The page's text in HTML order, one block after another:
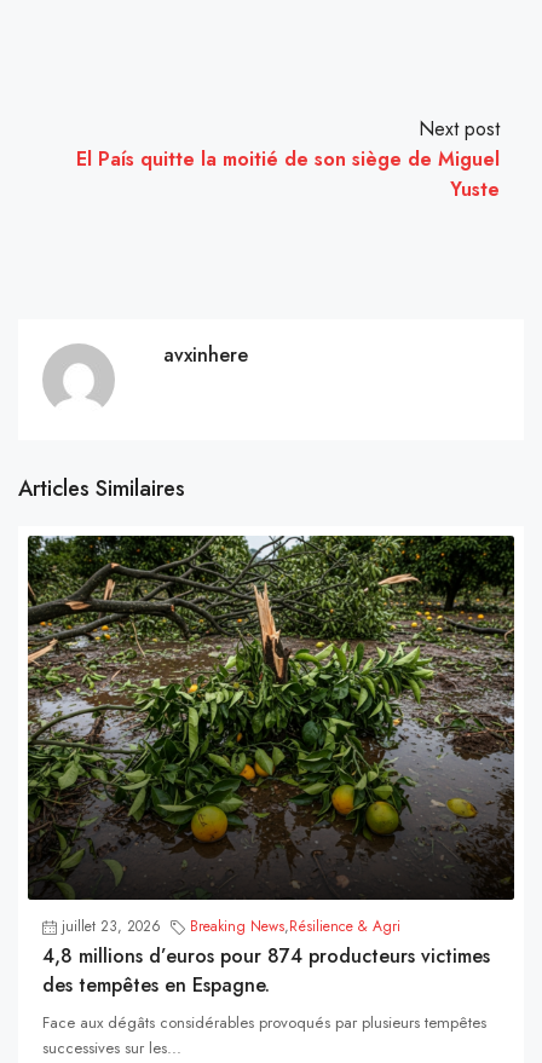
Next post
El País quitte la moitié de son siège de Miguel
Yuste
avxinhere
Articles Similaires
juillet 23, 2026 Breaking News,Résilience & Agri
4,8 millions d’euros pour 874 producteurs victimes
des tempêtes en Espagne.
Face aux dégâts considérables provoqués par plusieurs tempêtes
successives sur les...